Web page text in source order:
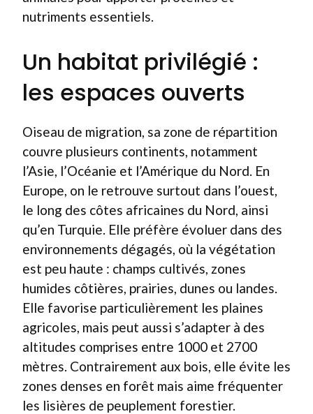
nutriments essentiels.
Un habitat privilégié :
les espaces ouverts
Oiseau de migration, sa zone de répartition
couvre plusieurs continents, notamment
l’Asie, l’Océanie et l’Amérique du Nord. En
Europe, on le retrouve surtout dans l’ouest,
le long des côtes africaines du Nord, ainsi
qu’en Turquie. Elle préfère évoluer dans des
environnements dégagés, où la végétation
est peu haute : champs cultivés, zones
humides côtières, prairies, dunes ou landes.
Elle favorise particulièrement les plaines
agricoles, mais peut aussi s’adapter à des
altitudes comprises entre 1000 et 2700
mètres. Contrairement aux bois, elle évite les
zones denses en forêt mais aime fréquenter
les lisières de peuplement forestier.